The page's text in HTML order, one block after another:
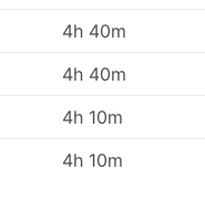
4h 40m
4h 40m
4h 10m
4h 10m